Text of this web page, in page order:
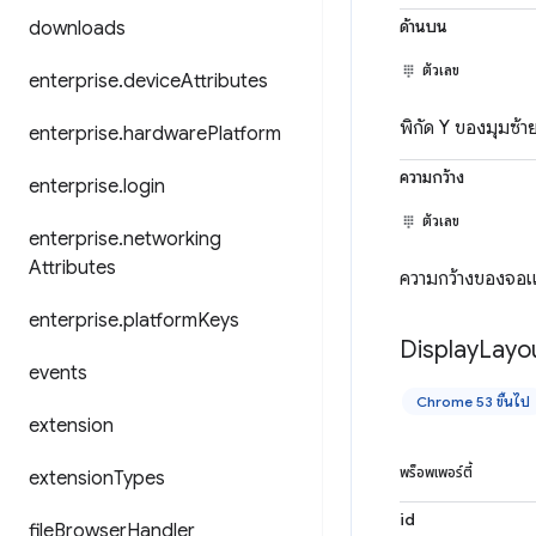
downloads
enterprise.deviceAttributes
enterprise.hardwarePlatform
enterprise.login
enterprise.networking
Attributes
enterprise.platformKeys
events
extension
extensionTypes
fileBrowserHandler
ด้านบน
ตัวเลข
พิกัด Y ของมุมซ้า
ความกว้าง
ตัวเลข
ความกว้างของจ
Display
Chrome 53 ขึ้นไป
พร็อพเพอร์ตี้
id